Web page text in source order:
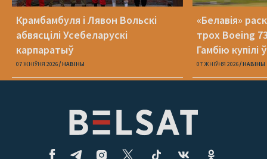
Крамбамбуля і Лявон Вольскі
абвясцілі Усебеларускі
карпаратыў
07 ЖНІЎНЯ 2026 НАВІНЫ
«Белавія»
трох Boeing
Гамбію купілі
07 ЖНІЎНЯ 2026 НАВІНЫ